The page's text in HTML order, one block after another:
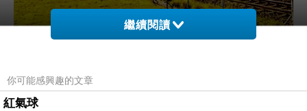
只棋子來遏阻中國的強大，可沒考慮要引發台海
繼續閱讀
你可能感興趣的文章
紅氣球